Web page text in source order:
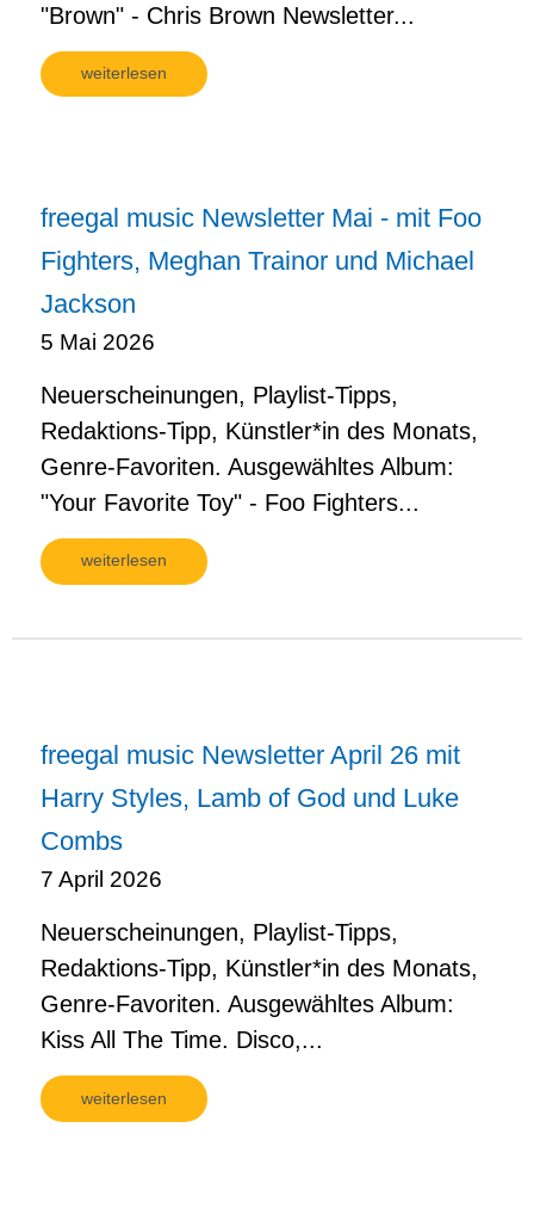
"Brown" - Chris Brown Newsletter...
weiterlesen
freegal music Newsletter Mai - mit Foo
Fighters, Meghan Trainor und Michael
Jackson
5 Mai 2026
Neuerscheinungen, Playlist-Tipps,
Redaktions-Tipp, Künstler*in des Monats,
Genre-Favoriten. Ausgewähltes Album:
"Your Favorite Toy" - Foo Fighters...
weiterlesen
freegal music Newsletter April 26 mit
Harry Styles, Lamb of God und Luke
Combs
7 April 2026
Neuerscheinungen, Playlist-Tipps,
Redaktions-Tipp, Künstler*in des Monats,
Genre-Favoriten. Ausgewähltes Album:
Kiss All The Time. Disco,...
weiterlesen